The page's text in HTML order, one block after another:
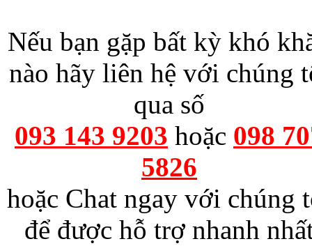
Nếu bạn gặp bất kỳ khó
nào hãy liên hệ với chúng
qua số
093 143 9203 hoặc 098
5826
hoặc Chat ngay với chúng
để được hỗ trợ nhanh